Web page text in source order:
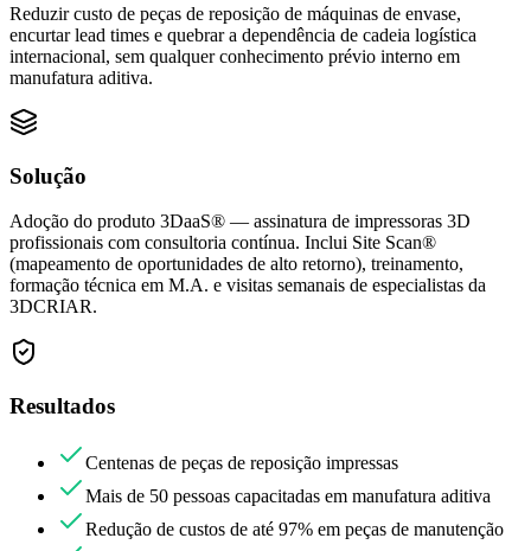
Reduzir custo de peças de reposição de máquinas de envase,
encurtar lead times e quebrar a dependência de cadeia logística
internacional, sem qualquer conhecimento prévio interno em
manufatura aditiva.
Solução
Adoção do produto 3DaaS® — assinatura de impressoras 3D
profissionais com consultoria contínua. Inclui Site Scan®
(mapeamento de oportunidades de alto retorno), treinamento,
formação técnica em M.A. e visitas semanais de especialistas da
3DCRIAR.
Resultados
Centenas de peças de reposição impressas
Mais de 50 pessoas capacitadas em manufatura aditiva
Redução de custos de até 97% em peças de manutenção